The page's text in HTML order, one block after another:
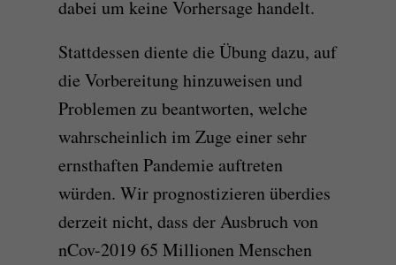
dabei um keine Vorhersage handelt.
Stattdessen diente die Übung dazu, auf
die Vorbereitung hinzuweisen und
Problemen zu beantworten, welche
wahrscheinlich im Zuge einer sehr
ernsthaften Pandemie auftreten
würden. Wir prognostizieren überdies
derzeit nicht, dass der Ausbruch von
nCov-2019 65 Millionen Menschen